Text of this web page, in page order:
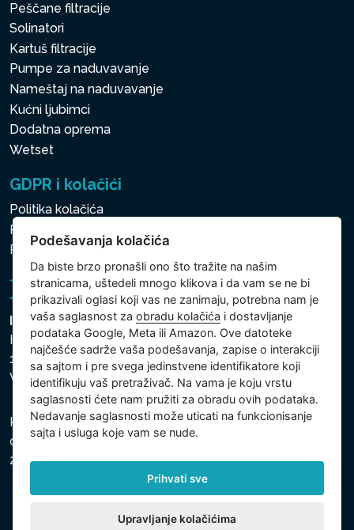
Peščane filtracije
Solinatori
Kartuš filtracije
Pumpe za naduvavanje
Nameštaj na naduvavanje
Kućni ljubimci
Dodatna oprema
Wetset
GDPR i kolačići
Politika kolačića
Politika zaštite ličnih i drugih obrađivanih podataka
Podešavanja kolačića
Intex Trading, s.r.o.
Hradecká 2526/3
130 00 Praha 3
Vinohrady - Česká republika
Kompanija je registrovana u Opštinskom sudu u Pragu,
odeljak C, uložak 74759, Identifikacioni broj kompanije:
26150808, Poreski identifikacioni broj: CZ26150808.
Podešavanja kolačića
Da biste brzo pronašli ono što tražite na našim
stranicama, uštedeli mnogo klikova i da vam se ne bi
prikazivali oglasi koji vas ne zanimaju, potrebna nam je
vaša saglasnost zaobradu kolačića i dostavljanje
podataka Google, Meta ili Amazon. Ove datoteke
najčešće sadrže vaša podešavanja, zapise o interakciji
sa sajtom i pre svega jedinstvene identifikatore koji
identifikuju vaš pretraživač. Na vama je koju vrstu
saglasnosti ćete nam pružiti za obradu ovih podataka.
Nedavanje saglasnosti može uticati na funkcionisanje
sajta i usluga koje vam se nude.
Prihvati sve
Upravljanje kolačićima